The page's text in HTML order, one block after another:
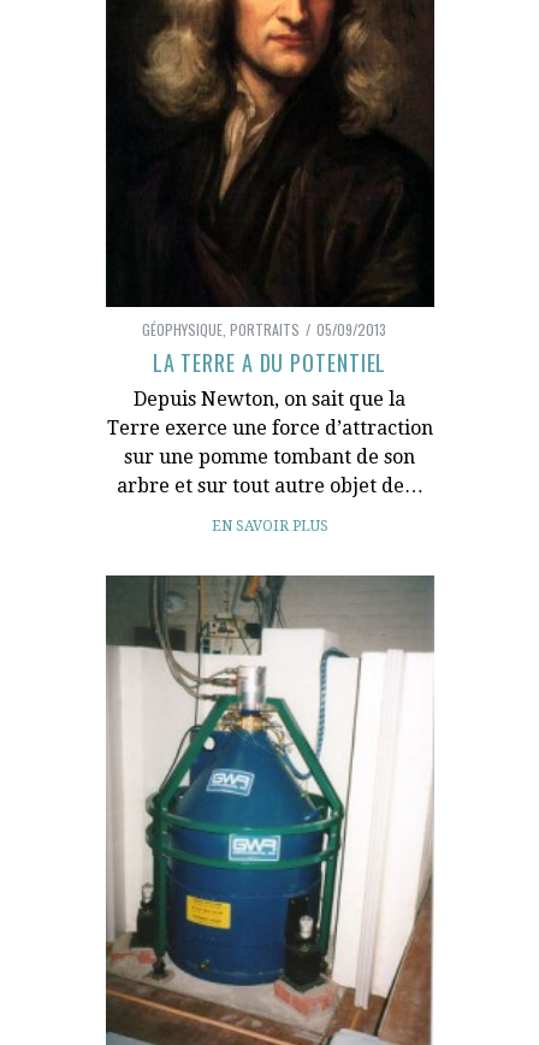
GÉOPHYSIQUE, PORTRAITS 05/09/2013
LA TERRE A DU POTENTIEL
Depuis Newton, on sait que la
Terre exerce une force d’attraction
sur une pomme tombant de son
arbre et sur tout autre objet de…
EN SAVOIR PLUS